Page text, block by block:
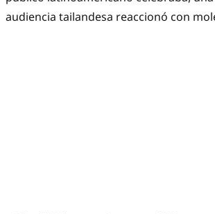
audiencia tailandesa reaccionó con